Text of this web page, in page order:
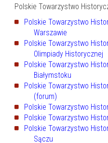
Polskie Towarzystwo
Polskie Towarzystwo
Warszawie
Polskie Towarzystwo
Olimpiady Historycznej
Polskie Towarzystwo
Białymstoku
Polskie Towarzystwo
(forum)
Polskie Towarzystwo
Polskie Towarzystwo
Polskie Towarzystwo
Sączu